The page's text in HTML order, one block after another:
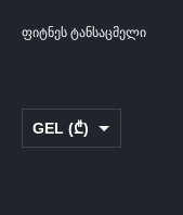
ფიტნეს ტანსაცმელი
GEL (₾)